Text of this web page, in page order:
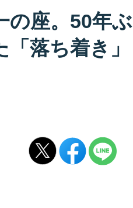
の座。50年ぶ
落ち着き」